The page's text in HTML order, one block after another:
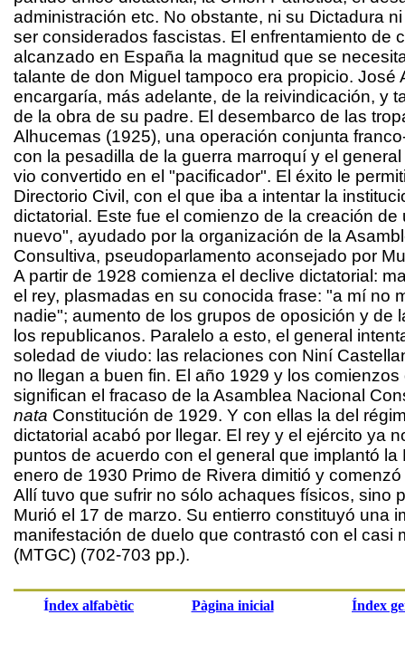
administración etc. No obstante, ni su Dictadura
ser considerados fascistas. El enfrentamiento de
alcanzado en España la magnitud que se
talante de don Miguel tampoco era propicio. José
encargaría, más adelante, de la reivindicación, y
de la obra de su padre. El desembarco de las
Alhucemas (1925), una operación conjunta
con la pesadilla de la guerra marroquí y el
vio convertido en el "pacificador". El éxito le
Directorio Civil, con el que iba a intentar la
dictatorial. Este fue el comienzo de la creación de
nuevo", ayudado por la organización de la
Consultiva, pseudoparlamento aconsejado por
A partir de 1928 comienza el declive dictatorial:
el rey, plasmadas en su conocida frase: "a mí no
nadie"; aumento de los grupos de oposición y de
los republicanos. Paralelo a esto, el general
soledad de viudo: las relaciones con Niní
no llegan a buen fin. El año 1929 y los comienzos
significan el fracaso de la Asamblea Nacional
nata Constitución de 1929. Y con ellas la del
dictatorial acabó por llegar. El rey y el ejército ya
puntos de acuerdo con el general que implantó la
enero de 1930 Primo de Rivera dimitió y
Allí tuvo que sufrir no sólo achaques físicos, sino
Murió el 17 de marzo. Su entierro constituyó una
manifestación de duelo que contrastó con el casi
(MTGC) (702-703 pp.).
Índex alfabètic Pàgina inicial Índex